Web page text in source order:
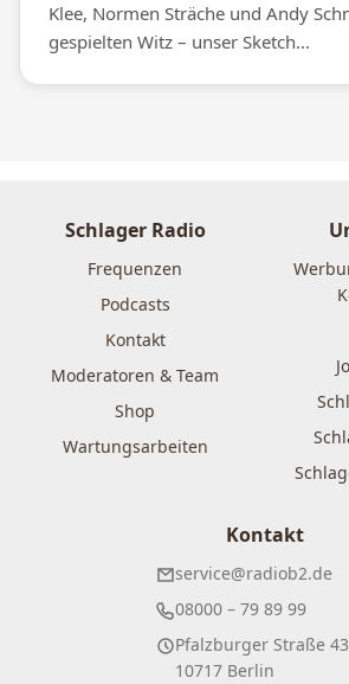
Klee, Normen Sträche und Andy
gespielten Witz – unser Sketch...
Schlager Radio
Frequenzen
Podcasts
Kontakt
Moderatoren & Team
Shop
Wartungsarbeiten
Kontakt
service@radiob2.de
08000 – 79 89 99
Pfalzburger Straße
10717 Berlin